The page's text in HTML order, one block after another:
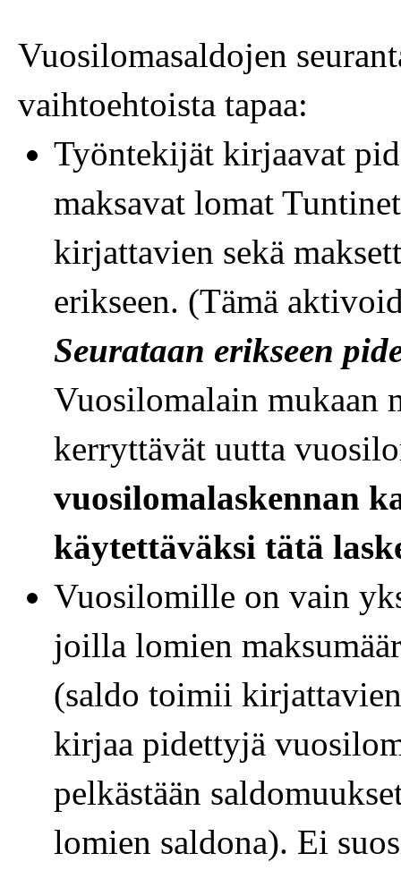
Vuosilomasaldojen
vaihtoehtoista tapaa:
Työntekijät kirjaavat
maksavat lomat
kirjattavien sekä
erikseen. (Tämä
Seurataan erikseen
Vuosilomalain mukaan
kerryttävät uutta
vuosilomalaskennan
käytettäväksi tätä
Vuosilomille on vain
joilla lomien
(saldo toimii
kirjaa pidettyjä
pelkästään
lomien saldona). Ei